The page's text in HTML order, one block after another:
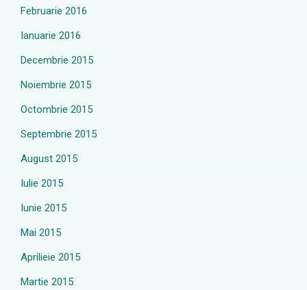
Februarie 2016
Ianuarie 2016
Decembrie 2015
Noiembrie 2015
Octombrie 2015
Septembrie 2015
August 2015
Iulie 2015
Iunie 2015
Mai 2015
Aprilieie 2015
Martie 2015